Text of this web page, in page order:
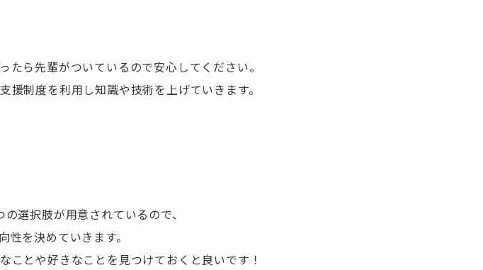
ら先輩がついているので安心してください。
制度を利用し知識や技術を上げていきます。
選択肢が用意されているので、
性を決めていきます。
ことや好きなことを見つけておくと良いです！